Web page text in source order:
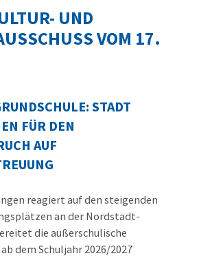
UND
VOM 17.
STADT
FÜR DEN
AUF
reagiert auf den steigenden
an der Nordstadt-
die außerschulische
dem Schuljahr 2026/2027